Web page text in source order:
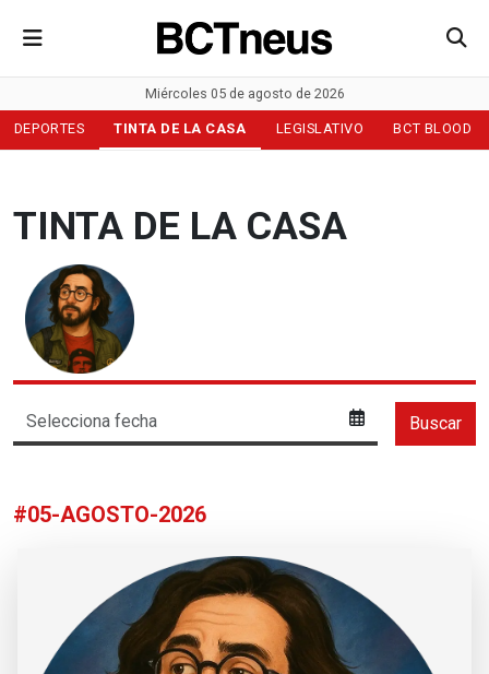
Miércoles 05 de agosto de 2026
DEPORTES TINTA DE LA CASA LEGISLATIVO BCT BLOOD
TINTA DE LA CASA
#05-AGOSTO-2026